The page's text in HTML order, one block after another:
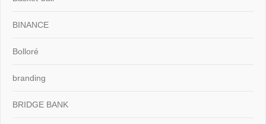
BINANCE
Bolloré
branding
BRIDGE BANK